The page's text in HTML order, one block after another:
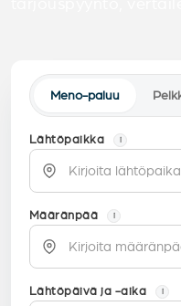
Meno-paluu
Lähtöpaikka i
Määränpää i
Lähtöpäivä ja -aika i